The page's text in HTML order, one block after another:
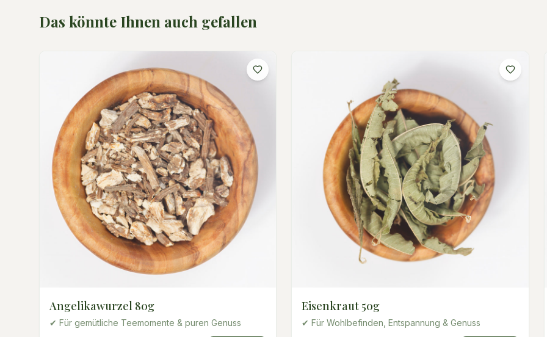
Das könnte Ihnen auch gefallen
Angelikawurzel 80g
✔ Für gemütliche Teemomente & puren Genuss
Eisenkraut 50g
✔ Für Wohlbefinden, Entspannung & Genuss